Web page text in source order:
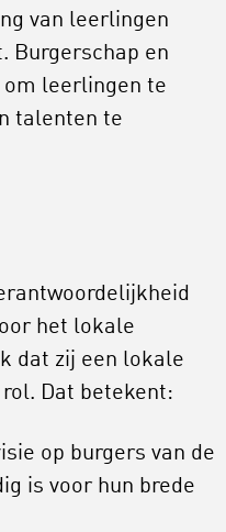
van leerlingen
Burgerschap en
om leerlingen te
talenten te
het lokale
dat zij een lokale
Dat betekent:
op burgers van de
is voor hun brede